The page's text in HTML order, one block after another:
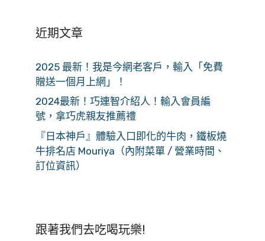
近期文章
2025 最新！我是今網老客戶，輸入「免費
贈送一個月上網」！
2024最新！巧連智介紹人！輸入會員編
號，拿巧虎親友推薦禮
『日本神戶』體驗入口即化的牛肉，鐵板燒
牛排名店 Mouriya（內附菜單 / 營業時間、
訂位資訊）
跟著我們去吃喝玩樂!